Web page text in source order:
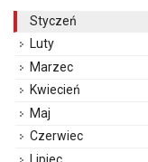
Styczeń
Luty
Marzec
Kwiecień
Maj
Czerwiec